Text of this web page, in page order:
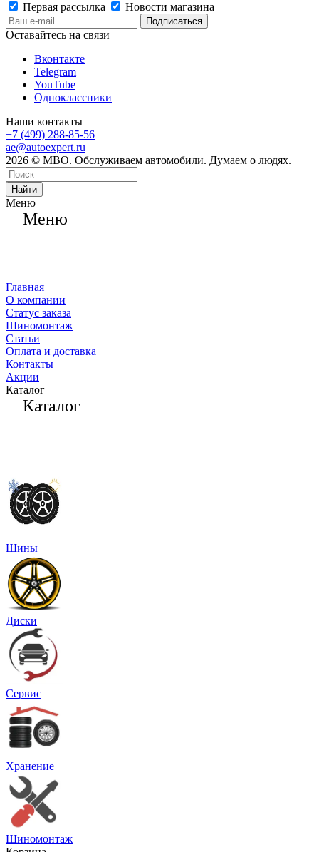
Первая рассылка
Новости магазина
Оставайтесь на связи
Вконтакте
Telegram
YouTube
Одноклассники
Наши контакты
+7 (499) 288-85-56
ae@autoexpert.ru
2026 © МВО. Обслуживаем автомобили. Думаем о людях.
Найти
Меню
Меню
Главная
О компании
Статус заказа
Шиномонтаж
Статьи
Оплата и доставка
Контакты
Акции
Каталог
Каталог
Шины
Диски
Сервис
Хранение
Шиномонтаж